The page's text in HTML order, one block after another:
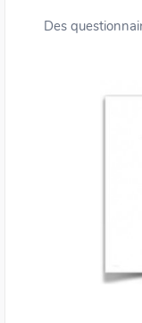
Des